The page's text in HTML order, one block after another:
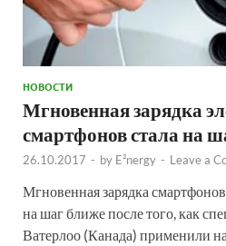
НОВОСТИ
Мгновенная зарядка
смартфонов стала на
26.10.2017 - by E²nergy - Leave a
Мгновенная зарядка
на шаг ближе после того, как
Ватерлоо (Канада) применили